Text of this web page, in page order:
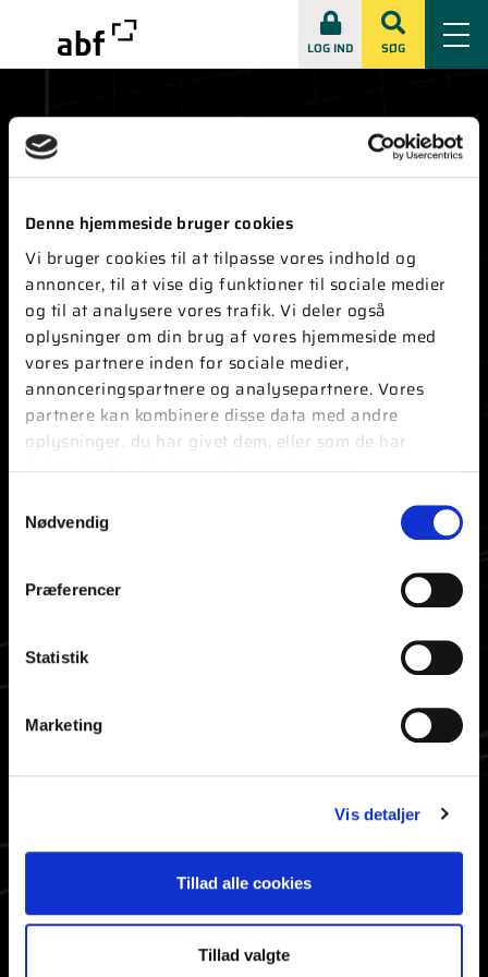
Denne hjemmeside bruger cookies
Vi bruger cookies til at tilpasse vores indhold og
annoncer, til at vise dig funktioner til sociale medier
og til at analysere vores trafik. Vi deler også
oplysninger om din brug af vores hjemmeside med
vores partnere inden for sociale medier,
annonceringspartnere og analysepartnere. Vores
partnere kan kombinere disse data med andre
oplysninger, du har givet dem, eller som de har
Nødvendig
Præferencer
Statistik
Marketing
Vis detaljer
Tillad alle cookies
Tillad valgte
LOG IND SØG
KONTAKT
Vester Farimagsgade 1, 8. sal
1606 København V
Tlf:+45 33 86 28 30
E-mail:abf@abf-rep.dk
CVR-nummer ABF:51173511
CVR-nummer ABFnyt: 73403316
Nyhedsbrev
Ophavsret
HURTIG ADGANG
Søg på siden